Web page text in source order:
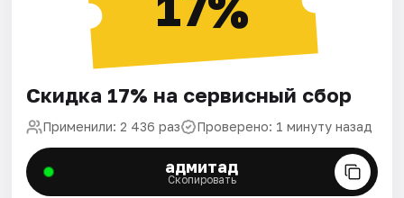
Скидка 17% на сервисный сбор
Применили: 2 436 раз Проверено: 1 минуту назад
адмитад
Скопировать